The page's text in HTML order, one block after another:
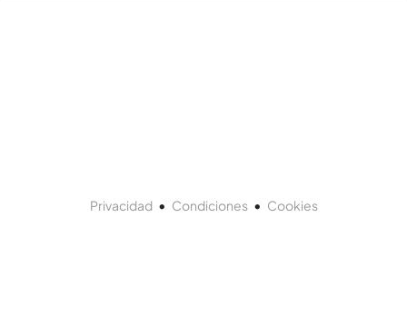
Privacidad• Condiciones• Cookies